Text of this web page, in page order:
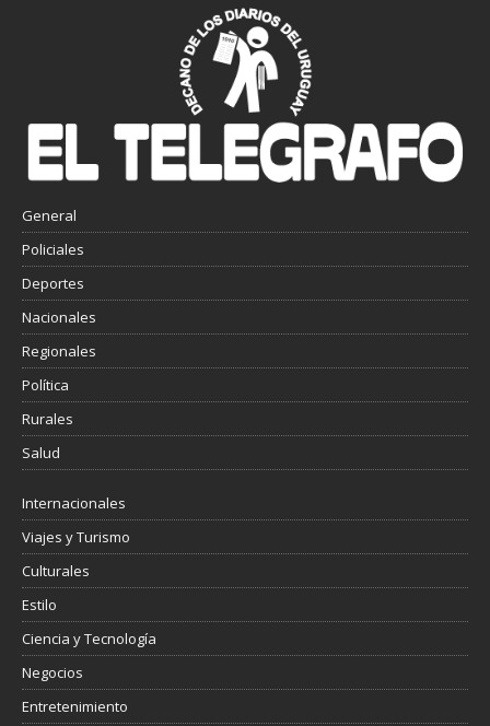
General
Policiales
Deportes
Nacionales
Regionales
Política
Rurales
Salud
Internacionales
Viajes y Turismo
Culturales
Estilo
Ciencia y Tecnología
Negocios
Entretenimiento